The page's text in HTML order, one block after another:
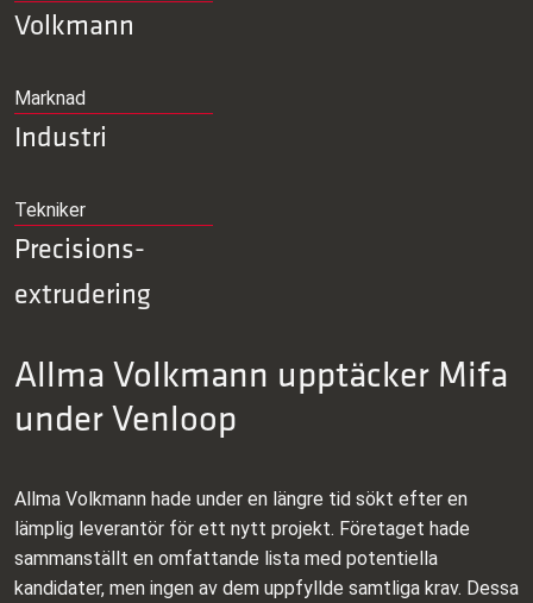
Allma Volkmann upptäcker Mifa
under Venloop
Allma Volkmann hade under en längre tid sökt efter en
lämplig leverantör för ett nytt projekt. Företaget hade
sammanställt en omfattande lista med potentiella
kandidater, men ingen av dem uppfyllde samtliga krav. Dessa
Volkmann
Marknad
Industri
Tekniker
Precisions­
extrudering